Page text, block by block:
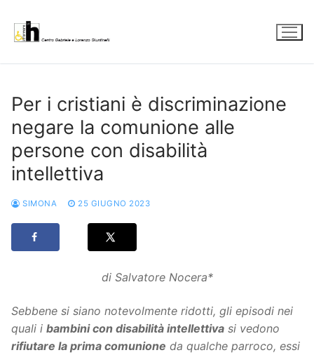
contenuto
Per i cristiani è discriminazione
negare la comunione alle
persone con disabilità
intellettiva
SIMONA 25 GIUGNO 2023
di Salvatore Nocera*
Sebbene si siano notevolmente ridotti, gli episodi nei
quali i bambini con disabilità intellettiva si vedono
rifiutare la prima comunione da qualche parroco, essi